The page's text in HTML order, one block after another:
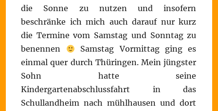
die Sonne zu nutzen und insofern
beschränke ich mich auch darauf nur kurz
die Termine vom Samstag und Sonntag zu
benennen
Samstag Vormittag ging es
einmal quer durch Thüringen. Mein jüngster
Sohn hatte seine
Kindergartenabschlussfahrt in das
Schullandheim nach mühlhausen und dort